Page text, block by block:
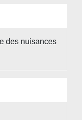
des nuisances